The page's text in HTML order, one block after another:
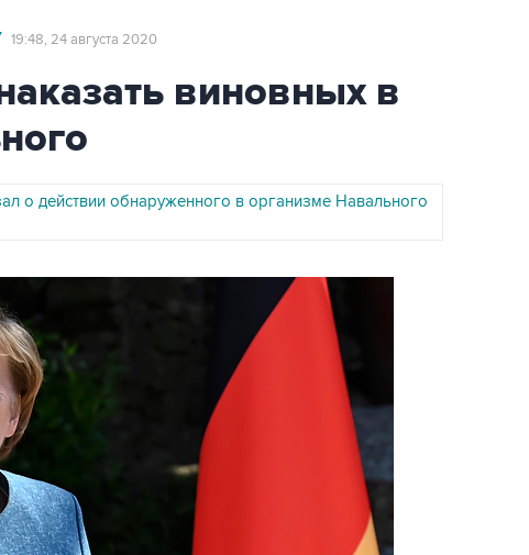
19:48, 24 августа 2020
виновных в
о действии обнаруженного в организме Навального